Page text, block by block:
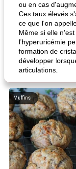
ou en cas
Ces taux élevés
ce que l'on
Même si elle
l’hyperuricémie
formation de
développer
articulations.
Muffins